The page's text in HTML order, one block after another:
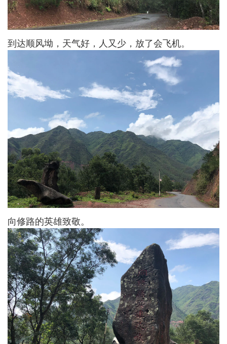
到达顺风坳，天气好，人又少，放了会飞机。
向修路的英雄致敬。